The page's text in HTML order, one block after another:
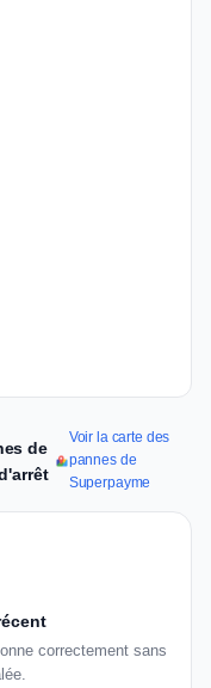
de
Voir la carte des
pannes de
Superpayme
correctement sans